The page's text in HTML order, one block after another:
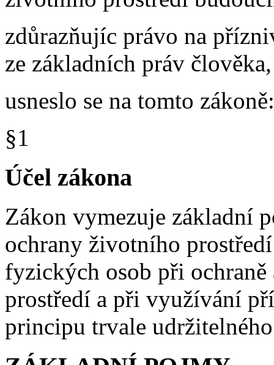
zdůrazňujíc právo na
ze základních práv člověka,
usneslo se na tomto zákoně:
§1
Účel zákona
Zákon vymezuje základní
ochrany životního
fyzických osob při
prostředí a při využívání
principu trvale